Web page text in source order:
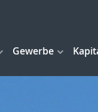
Gewerbe